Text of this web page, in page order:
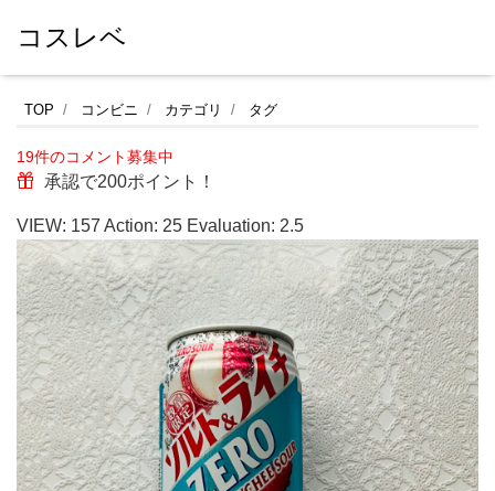
コスレベ
ロ
ー
ソ
の
飲
料
コ
ー
ナ
ー
で
TOP コンビニ カテゴリ タグ
19件のコメント募集中
承認で200ポイント！
VIEW: 157 Action: 25 Evaluation: 2.5